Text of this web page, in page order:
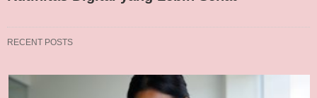
RECENT POSTS